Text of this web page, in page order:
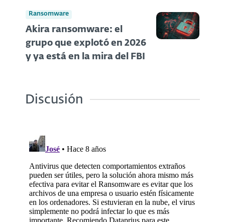
Ransomware
Akira ransomware: el
grupo que explotó en 2026
y ya está en la mira del FBI
Discusión